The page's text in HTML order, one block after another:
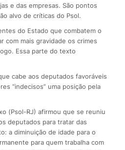
e das empresas. São pontos
alvo de críticas do Psol.
do Estado que combatem o
com mais gravidade os crimes
Essa parte do texto
cabe aos deputados favoráveis
“indecisos” uma posição pela
(Psol-RJ) afirmou que se reuniu
deputados para tratar das
a diminuição de idade para o
para quem trabalha com